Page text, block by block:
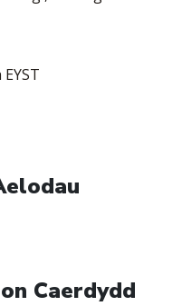
Caerdydd